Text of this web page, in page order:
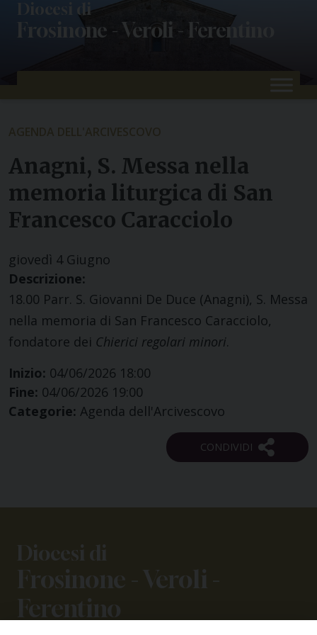
Diocesi di
Frosinone - Veroli - Ferentino
AGENDA DELL'ARCIVESCOVO
Anagni, S. Messa nella
memoria liturgica di San
Francesco Caracciolo
giovedì 4 Giugno
Descrizione:
18.00 Parr. S. Giovanni De Duce (Anagni), S. Messa
nella memoria di San Francesco Caracciolo,
fondatore dei Chierici regolari minori.
Inizio: 04/06/2026 18:00
Fine: 04/06/2026 19:00
Categorie: Agenda dell'Arcivescovo
Diocesi di
Frosinone - Veroli -
Ferentino